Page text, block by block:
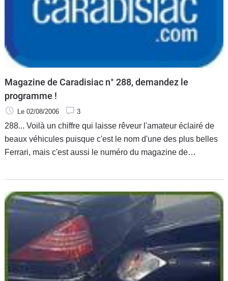
Services
Moto
Marques
Magazine de Caradisiac n° 288, demandez le
programme !
Le 02/08/2006 3
288... Voilà un chiffre qui laisse rêveur l'amateur éclairé de
beaux véhicules puisque c'est le nom d'une des plus belles
Ferrari, mais c'est aussi le numéro du magazine de
estivale, vous